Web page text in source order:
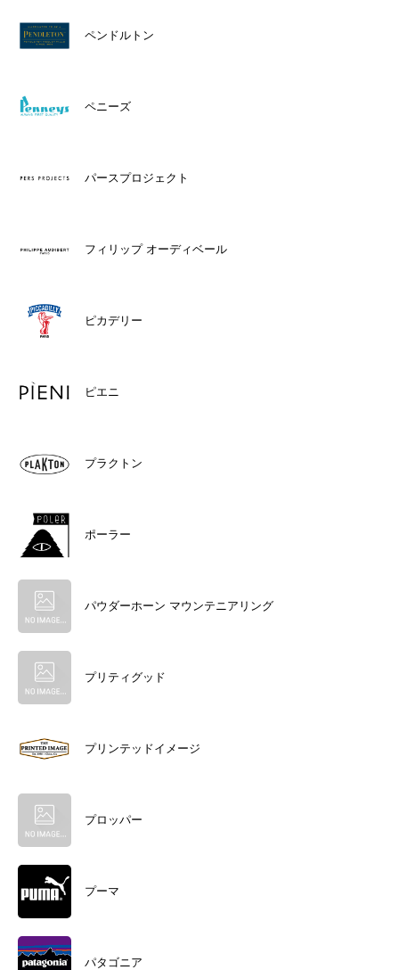
ペンドルトン
ペニーズ
パースプロジェクト
フィリップ オーディベール
ピカデリー
ピエニ
プラクトン
ポーラー
パウダーホーン マウンテニアリング
プリティグッド
プリンテッドイメージ
プロッパー
プーマ
パタゴニア